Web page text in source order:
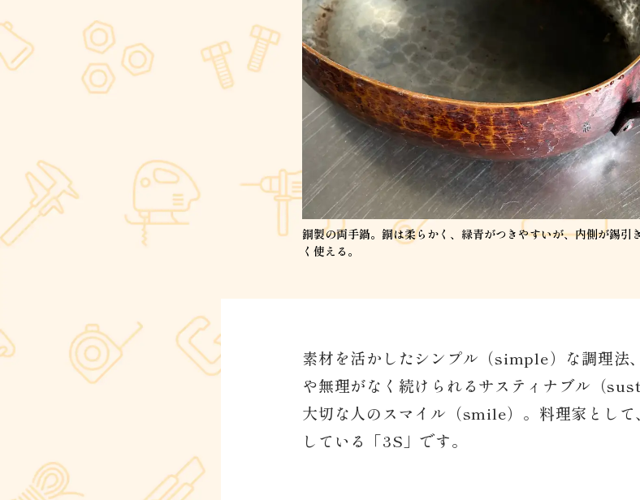
銅製の両手鍋。銅は柔らかく、緑青がつきやすいが、内側が錫引
く使える。
素材を活かしたシンプル（simple）な調理法
や無理がなく続けられるサスティナブル（
大切な人のスマイル（smile）。料理家として
している「3S」です。